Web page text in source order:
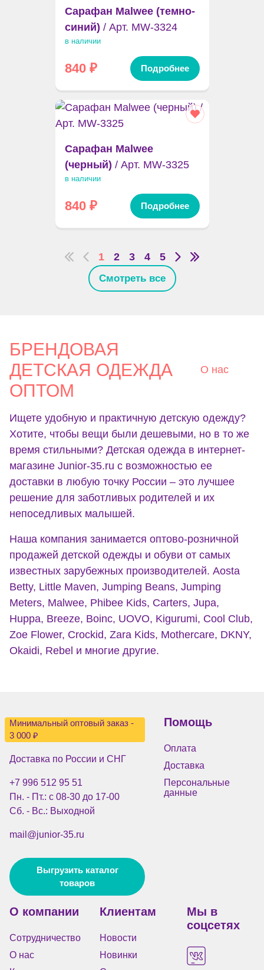
Сарафан Malwee (темно-
синий) / Арт. MW-3324
в наличии
840₽ Подробнее
Сарафан Malwee
(черный) / Арт. MW-3325
в наличии
840₽ Подробнее
1 2 3 4 5
Смотреть все
БРЕНДОВАЯ
ДЕТСКАЯ ОДЕЖДА
ОПТОМ
О нас
Ищете удобную и практичную детскую одежду?
Хотите, чтобы вещи были дешевыми, но в то же
время стильными? Детская одежда в интернет-
магазине Junior-35.ru с возможностью ее
доставки в любую точку России – это лучшее
решение для заботливых родителей и их
непоседливых малышей.
Наша компания занимается оптово-розничной
продажей детской одежды и обуви от самых
известных зарубежных производителей. Aosta
Betty, Little Maven, Jumping Beans, Jumping
Meters, Malwee, Phibee Kids, Carters, Jupa,
Huppa, Breeze, Boinc, UOVO, Kigurumi, Cool Club,
Zoe Flower, Crockid, Zara Kids, Mothercare, DKNY,
Okaidi, Rebel и многие другие.
Минимальный оптовый заказ -
3 000 ₽
Доставка по России и СНГ
+7 996 512 95 51
Пн. - Пт.: с 08-30 до 17-00
Сб. - Вс.: Выходной
mail@junior-35.ru
Выгрузить каталог
товаров
Помощь
Оплата
Доставка
Персональные
данные
О компании
Сотрудничество
О нас
Клиентам
Новости
Новинки
Мы в
соцсетях